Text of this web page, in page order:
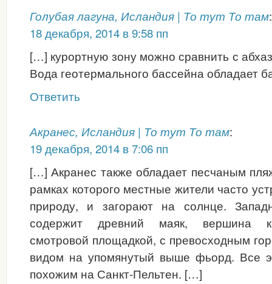
Голубая лагуна, Исландия | То тут То там:
18 декабря, 2014 в 9:58 пп
[…] курортную зону можно сравнить с
Вода геотермального бассейна обладает
Ответить
Акранес, Исландия | То тут То там:
19 декабря, 2014 в 7:06 пп
[…] Акранес также обладает песчаным
рамках которого местные жители часто
природу, и загорают на солнце.
содержит древний маяк, вершина
смотровой площадкой, с превосходным
видом на упомянутый выше фьорд. Все
похожим на Санкт-Пельтен. […]